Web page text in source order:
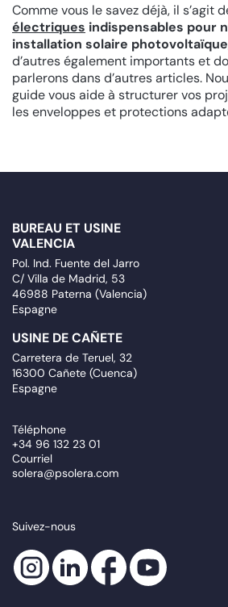
Comme vous le savez déjà, il s’agit
électriques indispensables pour
installation solaire photovoltaïque
d’autres également importants et
parlerons dans d’autres articles.
guide vous aide à structurer vos
les enveloppes et protections
BUREAU ET USINE
VALENCIA
Pol. Ind. Fuente del Jarro
C/ Villa de Madrid, 53
46988 Paterna (Valencia)
Espagne
USINE DE CAÑETE
Carretera de Teruel, 32
16300 Cañete (Cuenca)
Espagne
Téléphone
+34 96 132 23 01
Courriel
solera@psolera.com
Suivez-nous